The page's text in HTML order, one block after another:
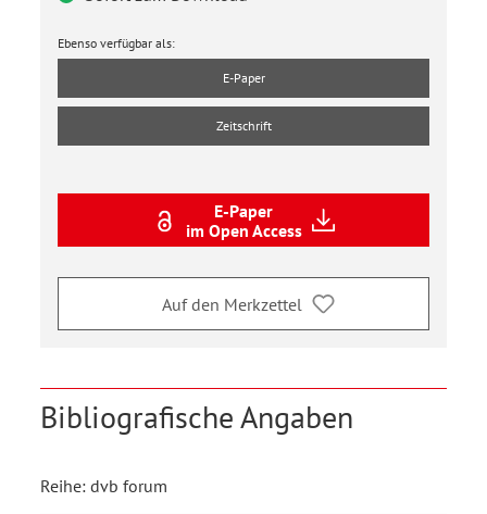
Ebenso verfügbar als:
E-Paper
Zeitschrift
E-Paper
im Open Access
Auf den Merkzettel
Bibliografische Angaben
Reihe: dvb forum